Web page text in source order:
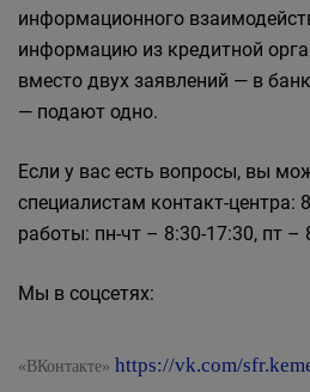
информационного
информацию из кредитной
вместо двух заявлений — в
— подают одно.
Если у вас есть вопросы, вы
специалистам контакт-центра:
работы: пн-чт – 8:30-17:30, пт –
Мы в соцсетях:
«ВКонтакте» https://vk.com/